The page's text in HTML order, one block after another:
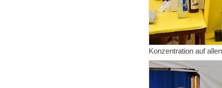
Konzentration auf